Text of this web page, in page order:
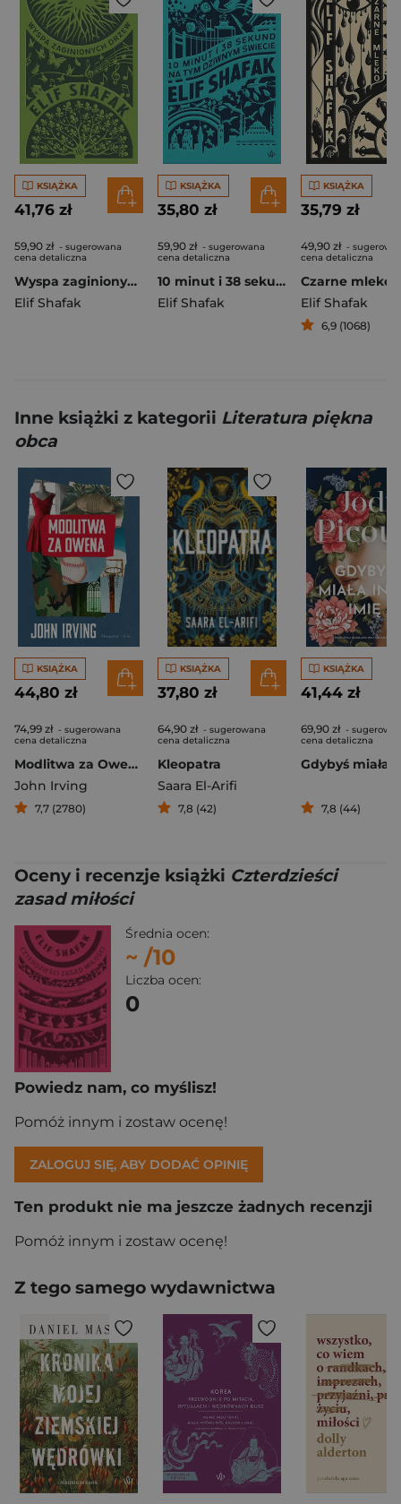
KSIĄŻKA
41,76 zł
59,90 zł - sugerowana
cena detaliczna
Wyspa zaginionych drzew wyd. 2025
Elif Shafak
KSIĄŻKA
35,80 zł
59,90 zł - sugerowana
cena detaliczna
10 minut i 38 sekund wyd. 2025
Elif Shafak
KSIĄŻKA
35,79 zł
49,90 zł -
cena detaliczna
Czarne mleko
Elif Shafak
6,9 (1068)
Inne książki z kategorii Literatura piękna
obca
KSIĄŻKA
44,80 zł
74,99 zł - sugerowana
cena detaliczna
Modlitwa za Owena
John Irving
7,7 (2780)
KSIĄŻKA
37,80 zł
64,90 zł - sugerowana
cena detaliczna
Kleopatra
Saara El-Arifi
7,8 (42)
KSIĄŻKA
41,44 zł
69,90 zł -
cena detaliczna
7,8 (44)
Oceny i recenzje książki Czterdzieści
zasad miłości
Średnia ocen:
~ /10
Liczba ocen:
0
Powiedz nam, co myślisz!
Pomóż innym i zostaw ocenę!
ZALOGUJ SIĘ, ABY DODAĆ OPINIĘ
Ten produkt nie ma jeszcze żadnych recenzji
Pomóż innym i zostaw ocenę!
Z tego samego wydawnictwa